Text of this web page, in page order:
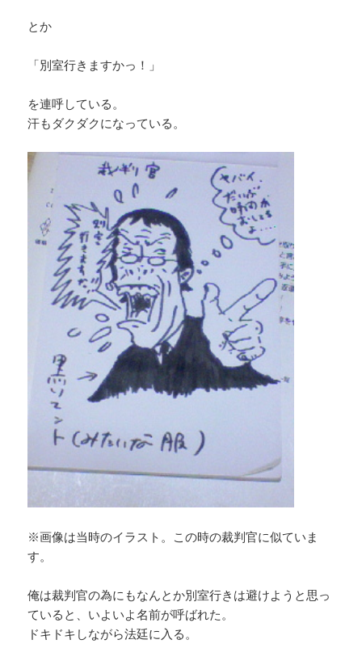
とか
「別室行きますかっ！」
を連呼している。
汗もダクダクになっている。
※画像は当時のイラスト。この時の裁判官に似ていま
す。
俺は裁判官の為にもなんとか別室行きは避けようと思っ
ていると、いよいよ名前が呼ばれた。
ドキドキしながら法廷に入る。